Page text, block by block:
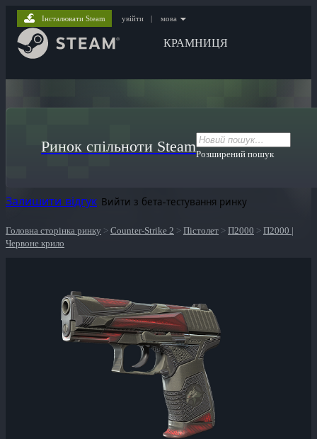
КРАМНИЦЯ
Інсталювати Steam увійти | мова
Ринок спільноти SteamРозширений пошук
Залишити відгук Вийти з бета-тестування ринку
Головна сторінка ринку > Counter-Strike 2 > Пістолет > П2000 > П2000 |
Червоне крило